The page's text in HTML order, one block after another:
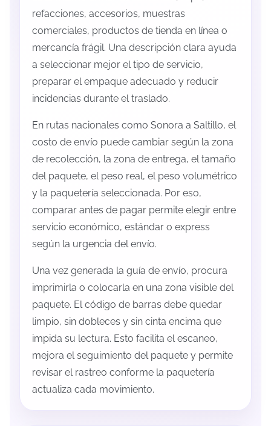
refacciones, accesorios, muestras
comerciales, productos de tienda en línea o
mercancía frágil. Una descripción clara ayuda
a seleccionar mejor el tipo de servicio,
preparar el empaque adecuado y reducir
incidencias durante el traslado.
En rutas nacionales como Sonora a Saltillo, el
costo de envío puede cambiar según la zona
de recolección, la zona de entrega, el tamaño
del paquete, el peso real, el peso volumétrico
y la paquetería seleccionada. Por eso,
comparar antes de pagar permite elegir entre
servicio económico, estándar o express
según la urgencia del envío.
Una vez generada la guía de envío, procura
imprimirla o colocarla en una zona visible del
paquete. El código de barras debe quedar
limpio, sin dobleces y sin cinta encima que
impida su lectura. Esto facilita el escaneo,
mejora el seguimiento del paquete y permite
revisar el rastreo conforme la paquetería
actualiza cada movimiento.